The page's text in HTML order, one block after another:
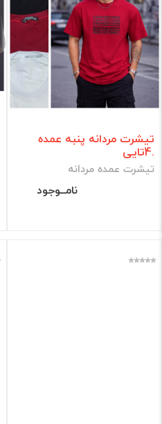
تیشرت مردانه پنبه عمده
.4تایی
تیشرت عمده مردانه
نامــوجود